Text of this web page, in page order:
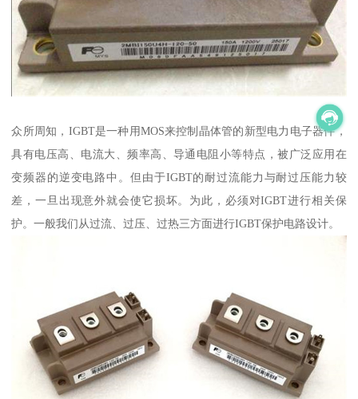
众所周知，IGBT是一种用MOS来控制晶体管的新型电力电子器件，
具有电压高、电流大、频率高、导通电阻小等特点，被广泛应用在
变频器的逆变电路中。但由于IGBT的耐过流能力与耐过压能力较
差，一旦出现意外就会使它损坏。为此，必须对IGBT进行相关保
护。一般我们从过流、过压、过热三方面进行IGBT保护电路设计。